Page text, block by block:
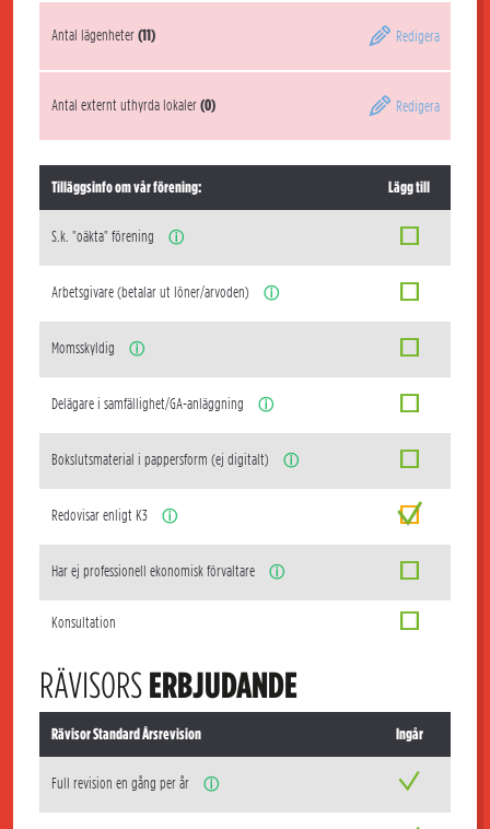
Antal lägenheter(11) Redigera
Antal externt uthyrda lokaler(0) Redigera
Tilläggsinfo om vår förening: Lägg till
S.k. "oäkta" förening ⓘ
Arbetsgivare (betalar ut löner/arvoden) ⓘ
Momsskyldig ⓘ
Delägare i samfällighet/GA-anläggning ⓘ
Bokslutsmaterial i pappersform (ej digitalt) ⓘ
Redovisar enligt K3 ⓘ
Har ej professionell ekonomisk förvaltare ⓘ
Konsultation
RÄVISORSERBJUDANDE
Rävisor Standard Årsrevision Ingår
Full revision en gång per år ⓘ